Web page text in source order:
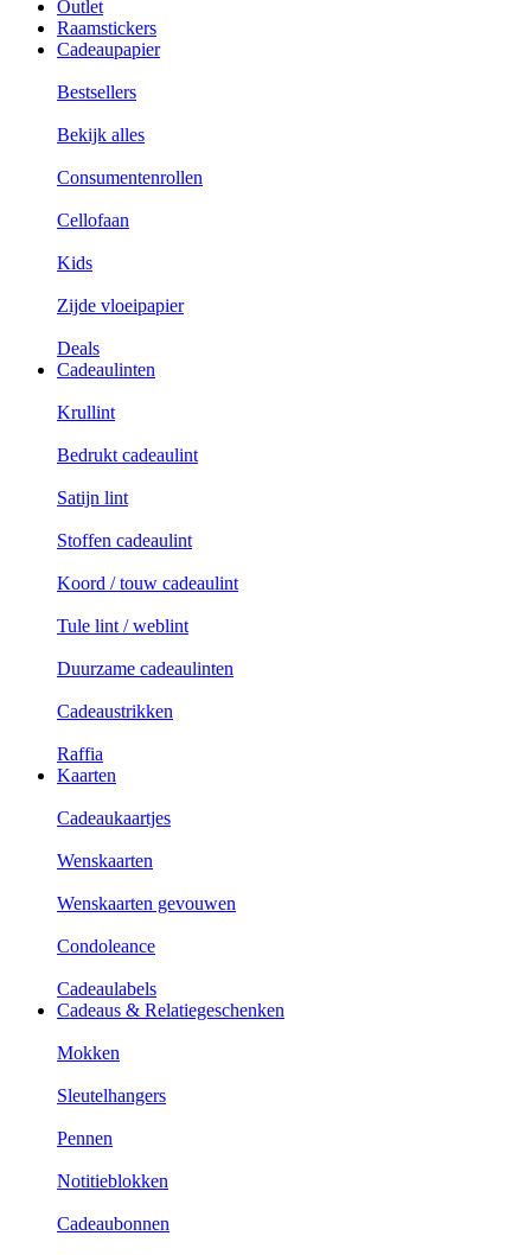
Outlet
Raamstickers
Cadeaupapier
Bestsellers
Bekijk alles
Consumentenrollen
Cellofaan
Kids
Zijde vloeipapier
Deals
Cadeaulinten
Krullint
Bedrukt cadeaulint
Satijn lint
Stoffen cadeaulint
Koord / touw cadeaulint
Tule lint / weblint
Duurzame cadeaulinten
Cadeaustrikken
Raffia
Kaarten
Cadeaukaartjes
Wenskaarten
Wenskaarten gevouwen
Condoleance
Cadeaulabels
Cadeaus & Relatiegeschenken
Mokken
Sleutelhangers
Pennen
Notitieblokken
Cadeaubonnen